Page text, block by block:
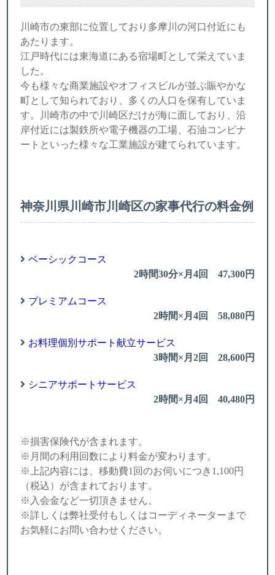
川崎市の東部に位置しており多摩川の河口付近にも
あたります。
江戸時代には東海道にある宿場町として栄えていま
した。
今も様々な商業施設やオフィスビルが並ぶ賑やかな
町として知られており、多くの人口を保有していま
す。川崎市の中で川崎区だけが海に面しており、沿
岸付近には製鉄所や電子機器の工場、石油コンビナ
ートといった様々な工業施設が建てられています。
神奈川県川崎市川崎区の家事代行の料金例
ベーシックコース
2時間30分×月4回 47,300円
プレミアムコース
2時間×月4回 58,080円
お料理個別サポート献立サービス
3時間×月2回 28,600円
シニアサポートサービス
2時間×月4回 40,480円
※損害保険代が含まれます。
※月間の利用回数により料金が変わります。
※上記内容には、移動費1回のお伺いにつき1,100円
（税込）が含まれております。
※入会金など一切頂きません。
※詳しくは弊社受付もしくはコーディネーターまで
お気軽にお問い合わせください。